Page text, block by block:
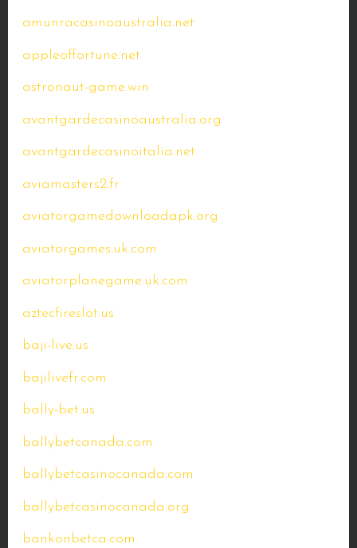
amunracasinoaustralia.net
appleoffortune.net
astronaut-game.win
avantgardecasinoaustralia.org
avantgardecasinoitalia.net
aviamasters2.fr
aviatorgamedownloadapk.org
aviatorgames.uk.com
aviatorplanegame.uk.com
aztecfireslot.us
baji-live.us
bajilivefr.com
bally-bet.us
ballybetcanada.com
ballybetcasinocanada.com
ballybetcasinocanada.org
bankonbetca.com